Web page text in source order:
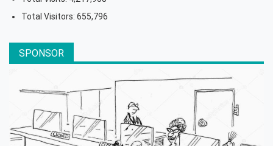
Total Visitors: 655,796
SPONSOR